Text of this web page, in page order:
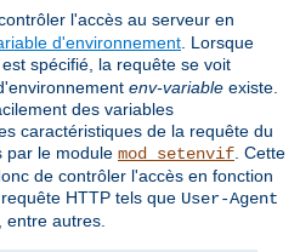
l'accès au serveur en
d'environnement . Lorsque
est spécifié, la requête se voit
env-variable existe.
des variables
caractéristiques de la requête du
par le module mod_setenvif . Cette
de contrôler l'accès en fonction
HTTP tels que User-Agent
, entre autres.